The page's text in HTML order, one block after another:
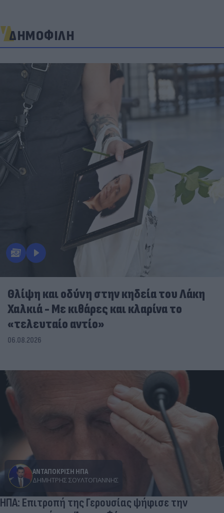
ΔΗΜΟΦΙΛΗ
Θλίψη και οδύνη στην κηδεία του Λάκη
Χαλκιά - Με κιθάρες και κλαρίνα το
«τελευταίο αντίο»
06.08.2026
ΑΝΤΑΠΟΚΡΙΣΗ ΗΠΑ
ΔΗΜΉΤΡΗΣ ΣΟΥΛΤΟΓΙΆΝΝΗΣ
ΗΠΑ: Επιτροπή της Γερουσίας ψήφισε την